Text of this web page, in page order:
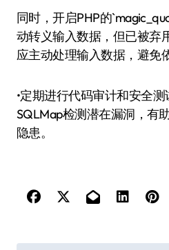
同时，开启PHP的
动转义输入数据，但已被弃
应主动处理输入数据，避免
•定期进行代码审计和安全
SQLMap检测潜在漏洞，有
隐患。